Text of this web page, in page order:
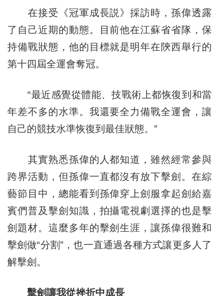
在接受《冠軍成長説》採訪時，孫偉透露
了自己近期的動態。目前他在江蘇省省隊，保
持備戰狀態，他的目標就是明年在陝西舉行的
第十四屆全運會奪冠。
“最近感覺從體能、技戰術上都恢復到和當
年差不多的水準。我還要全力備戰全運會，讓
自己的競技水準恢復到最佳狀態。”
其實熟悉孫偉的人都知道，雖然經常參與
跨界活動，但孫偉一直都沒有放下擊劍。在綜
藝節目中，總能看到孫偉穿上劍服拿起劍給嘉
賓們普及擊劍知識，拍攝電視劇選擇的也是擊
劍題材。這麼多年的擊劍生涯，讓孫偉很難和
擊劍做“分割”，也一直通過各種方式讓更多人了
解擊劍。
擊劍讓我從挫折中成長